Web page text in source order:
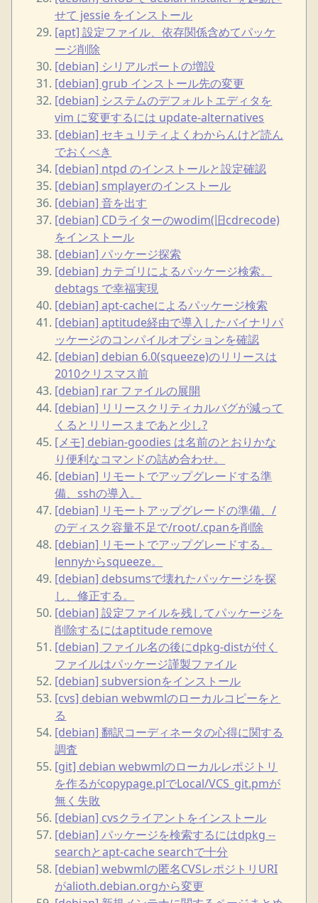
せて jessie をインストール
[apt] 設定ファイル、依存関係含めてパッケ
ージ削除
[debian] シリアルポートの増設
[debian] grub インストール先の変更
[debian] システムのデフォルトエディタを
vim に変更するには update-alternatives
[debian] セキュリティよくわからんけど読ん
でおくべき
[debian] ntpd のインストールと設定確認
[debian] smplayerのインストール
[debian] 音を出す
[debian] CDライターのwodim(旧cdrecode)
をインストール
[debian] パッケージ探索
[debian] カテゴリによるパッケージ検索。
debtags で幸福実現
[debian] apt-cacheによるパッケージ検索
[debian] aptitude経由で導入したバイナリパ
ッケージのコンパイルオプションを確認
[debian] debian 6.0(squeeze)のリリースは
2010クリスマス前
[debian] rar ファイルの展開
[debian] リリースクリティカルバグが減って
くるとリリースまであと少し?
[メモ] debian-goodies は名前のとおりかな
り便利なコマンドの詰め合わせ。
[debian] リモートでアップグレードする準
備、sshの導入。
[debian] リモートアップグレードの準備、/
のディスク容量不足で/root/.cpanを削除
[debian] リモートでアップグレードする。
lennyからsqueeze。
[debian] debsumsで壊れたパッケージを探
し、修正する。
[debian] 設定ファイルを残してパッケージを
削除するにはaptitude remove
[debian] ファイル名の後にdpkg-distが付く
ファイルはパッケージ謹製ファイル
[debian] subversionをインストール
[cvs] debian webwmlのローカルコピーをと
る
[debian] 翻訳コーディネータの心得に関する
調査
[git] debian webwmlのローカルレポジトリ
を作るがcopypage.plでLocal/VCS_git.pmが
無く失敗
[debian] cvsクライアントをインストール
[debian] パッケージを検索するにはdpkg --
searchとapt-cache searchで十分
[debian] webwmlの匿名CVSレポジトリURI
がalioth.debian.orgから変更